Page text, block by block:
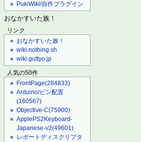
PukiWiki/自作プラグイン
おなかすいた族！
リンク
おなかすいた族！
wiki.nothing.sh
wiki.guttyo.jp
人気の50件
FrontPage(284833)
Arduino/ピン配置
(160567)
Objective-C(75900)
ApplePS2Keyboard-
Japanese-v2(49601)
レポートディスクリプタ